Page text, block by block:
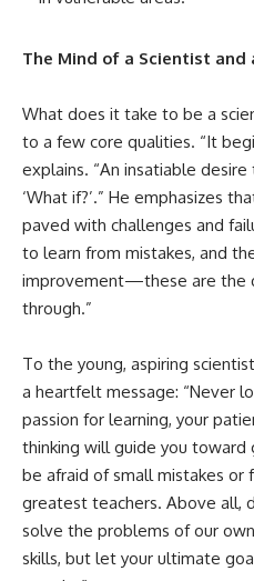
The Mind of a Scientist
What does it take to be a
to a few core qualities. “It
explains. “An insatiable desire
‘What if?’.” He emphasizes
paved with challenges and
to learn from mistakes, and
improvement—these are the
through.”
To the young, aspiring
a heartfelt message: “Never
passion for learning, your
thinking will guide you
be afraid of small mistakes or
greatest teachers. Above all,
solve the problems of our
skills, but let your ultimate